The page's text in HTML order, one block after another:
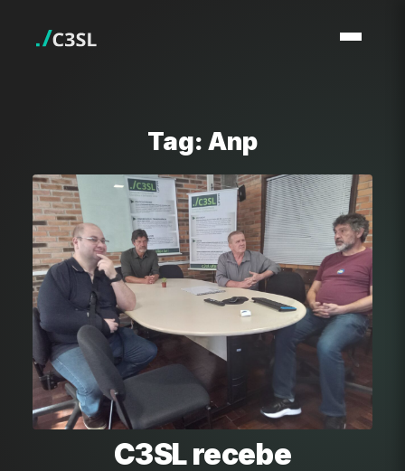
Tag: Anp
C3SL recebe